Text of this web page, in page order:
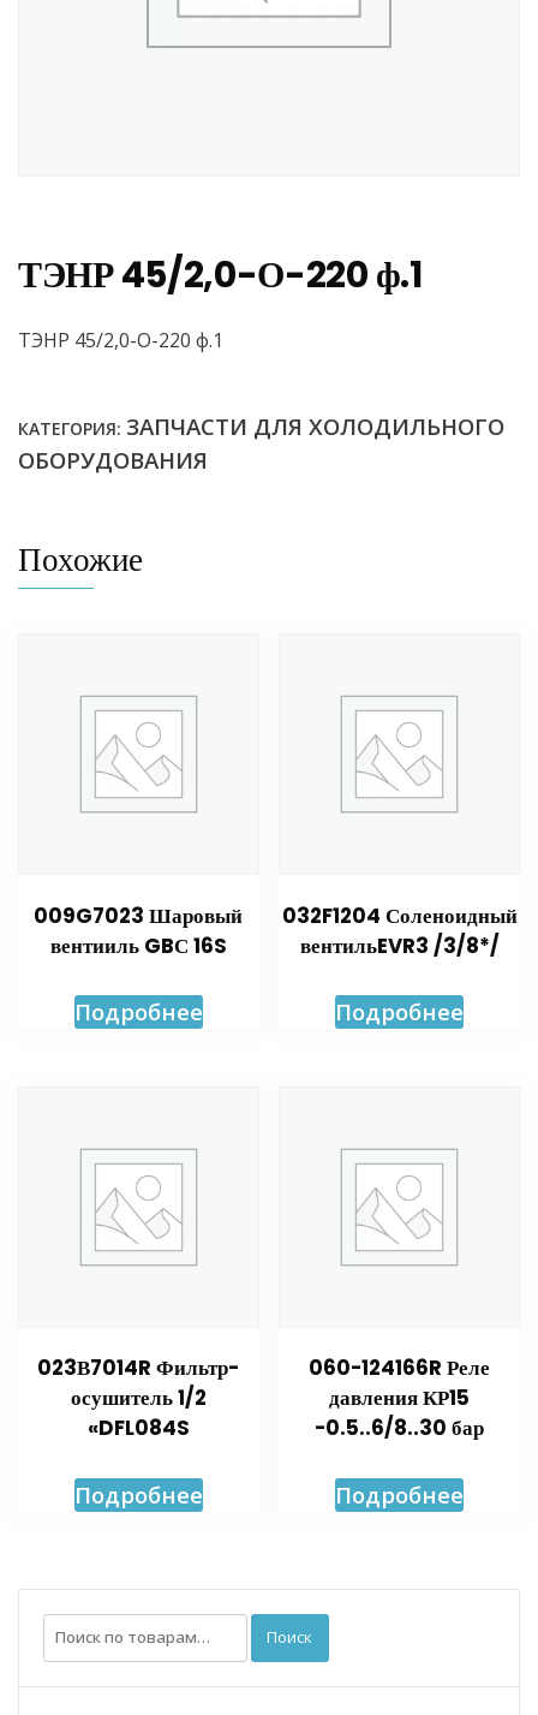
ТЭНР 45/2,0-О-220 ф.1
ТЭНР 45/2,0-О-220 ф.1
КАТЕГОРИЯ: ЗАПЧАСТИ ДЛЯ ХОЛОДИЛЬНОГО
ОБОРУДОВАНИЯ
Похожие
009G7023 Шаровый
вентииль GBС 16S
Подробнее
032F1204 Соленоидный
вентильEVR3 /3/8*/
Подробнее
023В7014R Фильтр-
осушитель 1/2
«DFL084S
Подробнее
060-124166R Реле
давления КР15
-0.5..6/8..30 бар
Подробнее
Искать: Поиск